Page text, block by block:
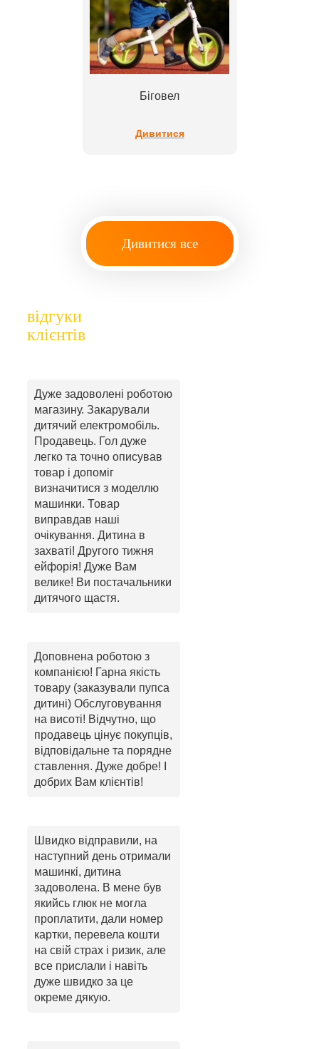
Біговел
Дивитися
Дивитися все
відгуки
клієнтів
Дуже задоволені роботою
магазину. Закарували
дитячий електромобіль.
Продавець. Гол дуже
легко та точно описував
товар і допоміг
визначитися з моделлю
машинки. Товар
виправдав наші
очікування. Дитина в
захваті! Другого тижня
ейфорія! Дуже Вам
велике! Ви постачальники
дитячого щастя.
Доповнена роботою з
компанією! Гарна якість
товару (заказували пупса
дитині) Обслуговування
на висоті! Відчутно, що
продавець цінує покупців,
відповідальне та порядне
ставлення. Дуже добре! І
добрих Вам клієнтів!
Швидко відправили, на
наступний день отримали
машинкі, дитина
задоволена. В мене був
якийсь глюк не могла
проплатити, дали номер
картки, перевела кошти
на свій страх і ризик, але
все прислали і навіть
дуже швидко за це
окреме дякую.